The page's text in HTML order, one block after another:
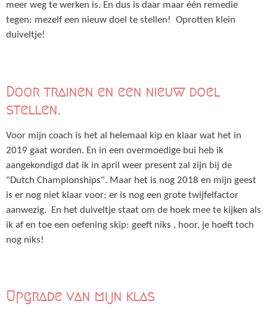
meer weg te werken is. En dus is daar maar één remedie
tegen: mezelf een nieuw doel te stellen! Oprotten klein
duiveltje!
Door trainen en een nieuw doel
stellen.
Voor mijn coach is het al helemaal kip en klaar wat het in
2019 gaat worden. En in een overmoedige bui heb ik
aangekondigd dat ik in april weer present zal zijn bij de
"Dutch Championships". Maar het is nog 2018 en mijn geest
is er nog niet klaar voor; er is nog een grote twijfelfactor
aanwezig. En het duiveltje staat om de hoek mee te kijken als
ik af en toe een oefening skip: geeft niks , hoor, je hoeft toch
nog niks!
Upgrade van mijn klas